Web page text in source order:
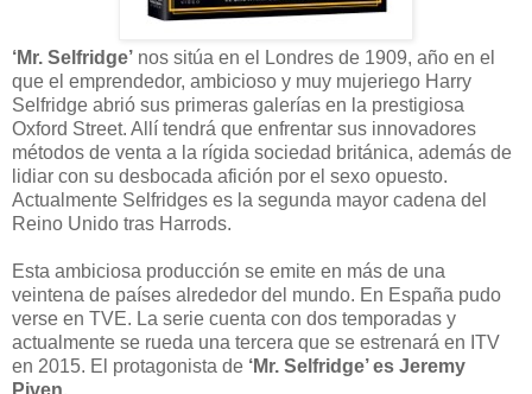
‘Mr. Selfridge’ nos sitúa en el Londres de 1909, año en el
que el emprendedor, ambicioso y muy mujeriego Harry
Selfridge abrió sus primeras galerías en la prestigiosa
Oxford Street. Allí tendrá que enfrentar sus innovadores
métodos de venta a la rígida sociedad británica, además de
lidiar con su desbocada afición por el sexo opuesto.
Actualmente Selfridges es la segunda mayor cadena del
Reino Unido tras Harrods.
Esta ambiciosa producción se emite en más de una
veintena de países alrededor del mundo. En España pudo
verse en TVE. La serie cuenta con dos temporadas y
actualmente se rueda una tercera que se estrenará en ITV
en 2015. El protagonista de ‘Mr. Selfridge’ es Jeremy